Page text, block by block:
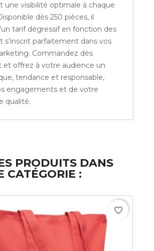
une visibilité optimale à chaque
dès 250 pièces, il
tarif dégressif en fonction des
s’inscrit parfaitement dans vos
Commandez dès
et offrez à votre audience un
tendance et responsable,
engagements et de votre
qualité.
PRODUITS DANS
CATÉGORIE :
favorite_border